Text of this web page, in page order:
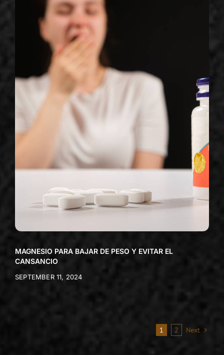
MAGNESIO PARA BAJAR DE PESO Y EVITAR EL
CANSANCIO
SEPTEMBER 11, 2024
1 2 Next